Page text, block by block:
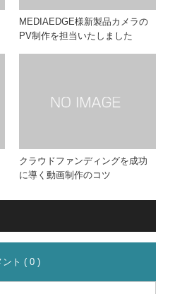
MEDIAEDGE様新製品カメラの
PV制作を担当いたしました
クラウドファンディングを成功
に導く動画制作のコツ
ント ( 0 )